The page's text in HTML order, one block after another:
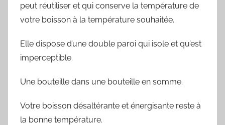
peut réutiliser et qui conserve la température de
votre boisson à la température souhaitée.
Elle dispose d’une double paroi qui isole et qu’est
imperceptible.
Une bouteille dans une bouteille en somme.
Votre boisson désaltérante et énergisante reste à
la bonne température.